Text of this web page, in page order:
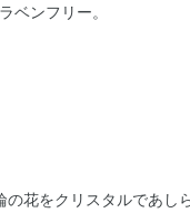
ベンフリー。
花をクリスタルであし